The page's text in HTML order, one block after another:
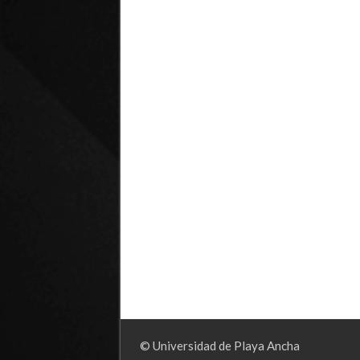
© Universidad de Playa Ancha